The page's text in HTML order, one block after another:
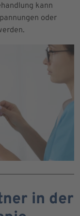
kann
oder
in der